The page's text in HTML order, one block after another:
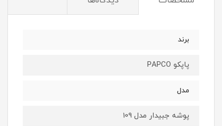
برند
پاپکو PAPCO
مدل
پوشه جبیدار مدل 109